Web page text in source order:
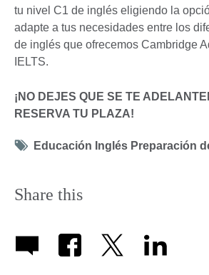
tu nivel C1 de inglés eligiendo la
adapte a tus necesidades entre los
de inglés que ofrecemos Cambridge
IELTS.
¡NO DEJES QUE SE TE
RESERVA TU PLAZA!
Tag
Educación Inglés Preparación
Share this